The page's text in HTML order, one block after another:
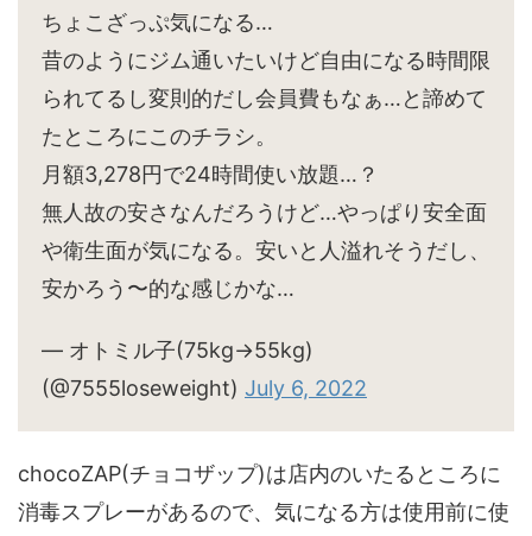
ちょこざっぷ気になる…
昔のようにジム通いたいけど自由になる時間限
られてるし変則的だし会員費もなぁ…と諦めて
たところにこのチラシ。
月額3,278円で24時間使い放題…？
無人故の安さなんだろうけど…やっぱり安全面
や衛生面が気になる。安いと人溢れそうだし、
安かろう〜的な感じかな…
— オトミル子(75kg→55kg)
(@7555loseweight) July 6, 2022
chocoZAP(チョコザップ)は店内のいたるところに
消毒スプレーがあるので、気になる方は使用前に使